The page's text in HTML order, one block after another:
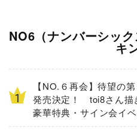
NO6（ナンバーシッ
キ
【NO.６再会】待望の
発売決定！ toi8さん描
豪華特典・サイン会イ
３大ニュース」を一挙